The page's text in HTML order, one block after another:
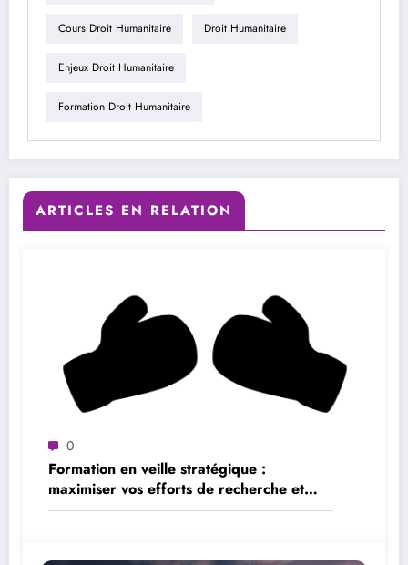
Cours Droit Humanitaire Droit Humanitaire
Enjeux Droit Humanitaire
Formation Droit Humanitaire
ARTICLES EN RELATION
0
Formation en veille stratégique :
maximiser vos efforts de recherche et
d’analyse